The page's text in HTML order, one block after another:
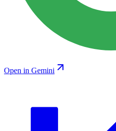
Open in Gemini